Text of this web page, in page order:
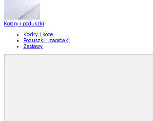
Kołdry i poduszki
Kołdry i koce
Poduszki i zagłówki
Zestawy